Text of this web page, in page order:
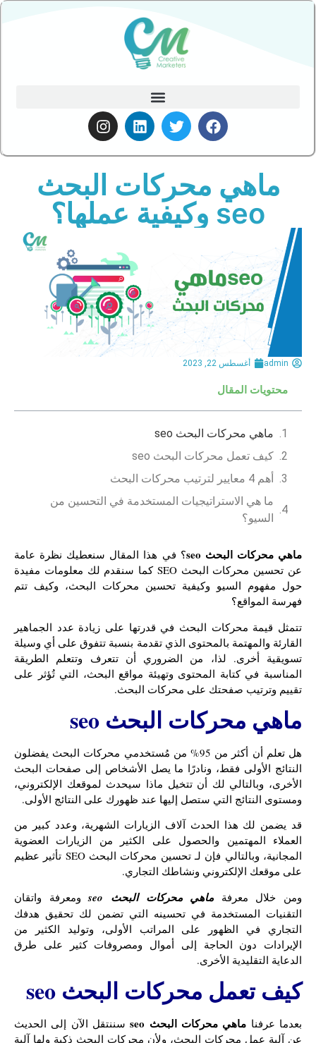
ماهي محركات البحث
seo وكيفية عملها؟
admin أغسطس 22, 2023
محتويات المقال
ماهي محركات البحث seo
كيف تعمل محركات البحث seo
أهم 4 معايير لترتيب محركات البحث
ما هي الاستراتيجيات المستخدمة في التحسين من
السيو؟
ماهي محركات البحث seo
؟ في هذا المقال سنعطيك نظرة عامة
عن تحسين محركات البحث SEO كما سنقدم لك معلومات مفيدة
حول مفهوم السيو وكيفية تحسين محركات البحث، وكيف تتم
فهرسة المواقع؟
تتمثل قيمة محركات البحث في قدرتها على زيادة عدد الجماهير
القارئة والمهتمة بالمحتوى الذي تقدمة بنسبة تتفوق على أي وسيلة
تسويقية أخرى. لذا، من الضروري أن تتعرف وتتعلم الطريقة
المناسبة في كتابة المحتوى وتهيئة مواقع البحث، التي تُؤثر على
تقييم وترتيب صفحتك على محركات البحث.
ماهي محركات البحث seo
هل تعلم أن أكثر من 95% من مُستخدمي محركات البحث يفضلون
النتائج الأولى فقط، ونادرًا ما يصل الأشخاص إلى صفحات البحث
الأخرى، وبالتالي لك أن تتخيل ماذا سيحدث لموقعك الإلكتروني،
ومستوى النتائج التي ستصل إليها عند ظهورك على النتائج الأولى.
قد يضمن لك هذا الحدث آلاف الزيارات الشهرية، وعدد كبير من
العملاء المهتمين والحصول على الكثير من الزيارات العضوية
المجانية، وبالتالي فإن لـ تحسين محركات البحث SEO تأثير عظيم
على موقعك الإلكتروني ونشاطك التجاري.
ومن خلال معرفة ماهي محركات البحث seo
ومعرفة واتقان
التقنيات المستخدمة في تحسينه التي تضمن لك تحقيق هدفك
التجاري في الظهور على المراتب الأولى، وتوليد الكثير من
الإيرادات دون الحاجة إلى أموال ومصروفات كثير على طرق
الدعاية التقليدية الأخرى.
كيف تعمل محركات البحث seo
بعدما عرفنا ماهي محركات البحث seo
سننتقل الآن إلى الحديث
عن آلية عمل محركات البحث، ولأن محركات البحث ذكية ولها آلية